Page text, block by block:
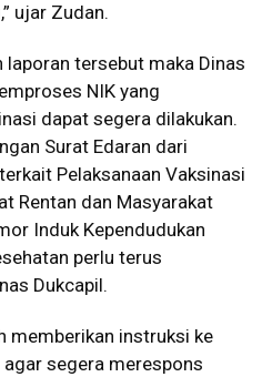
ujar Zudan.
laporan tersebut maka Dinas
NIK yang
dapat segera dilakukan.
Surat Edaran dari
Pelaksanaan Vaksinasi
Rentan dan Masyarakat
Induk Kependudukan
perlu terus
Dukcapil.
memberikan instruksi ke
segera merespons